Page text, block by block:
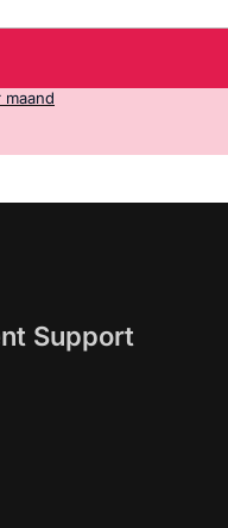
Support